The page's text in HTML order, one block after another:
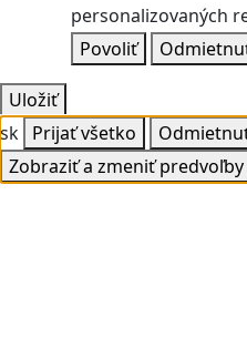
personalizovaných
Povoliť
Uložiť
sk Prijať všetko
Zobraziť a zmeniť